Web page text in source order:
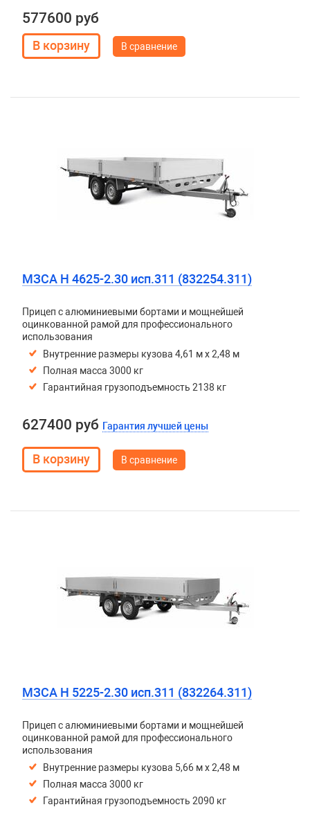
577600 руб
В сравнение
МЗСА H 4625-2.30 исп.311 (832254.311)
Прицеп с алюминиевыми бортами и мощнейшей
оцинкованной рамой для профессионального
использования
Внутренние размеры кузова 4,61 м х 2,48 м
Полная масса 3000 кг
Гарантийная грузоподъемность 2138 кг
627400 руб Гарантия лучшей цены
В сравнение
МЗСА H 5225-2.30 исп.311 (832264.311)
Прицеп с алюминиевыми бортами и мощнейшей
оцинкованной рамой для профессионального
использования
Внутренние размеры кузова 5,66 м х 2,48 м
Полная масса 3000 кг
Гарантийная грузоподъемность 2090 кг